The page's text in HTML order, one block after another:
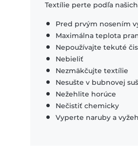
Textílie perte podľa
Pred prvým nosením
Maximálna teplota
Nepoužívajte tekuté
Nebieliť
Nezmäkčujte textílie
Nesušte v bubnovej
Nežehlite horúce
Nečistiť chemicky
Vyperte naruby a